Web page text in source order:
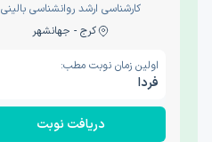
کارشناسی ارشد روانشناسی بالینی
کرج - جهانشهر
اولین زمان نوبت مطب:
فردا
دریافت نوبت